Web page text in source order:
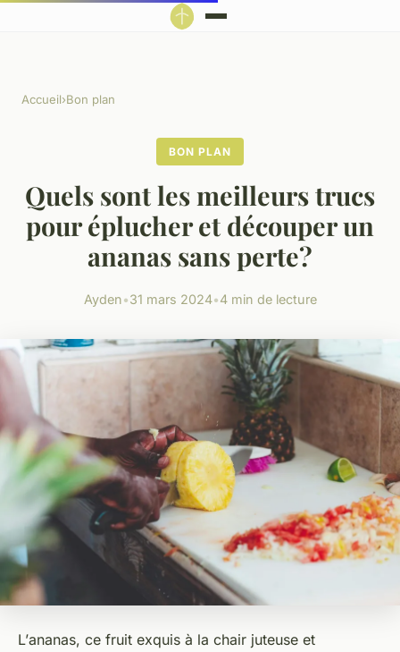
Accueil›Bon plan
BON PLAN
Quels sont les meilleurs trucs
pour éplucher et découper un
ananas sans perte?
Ayden•31 mars 2024•4 min de lecture
L’ananas, ce fruit exquis à la chair juteuse et